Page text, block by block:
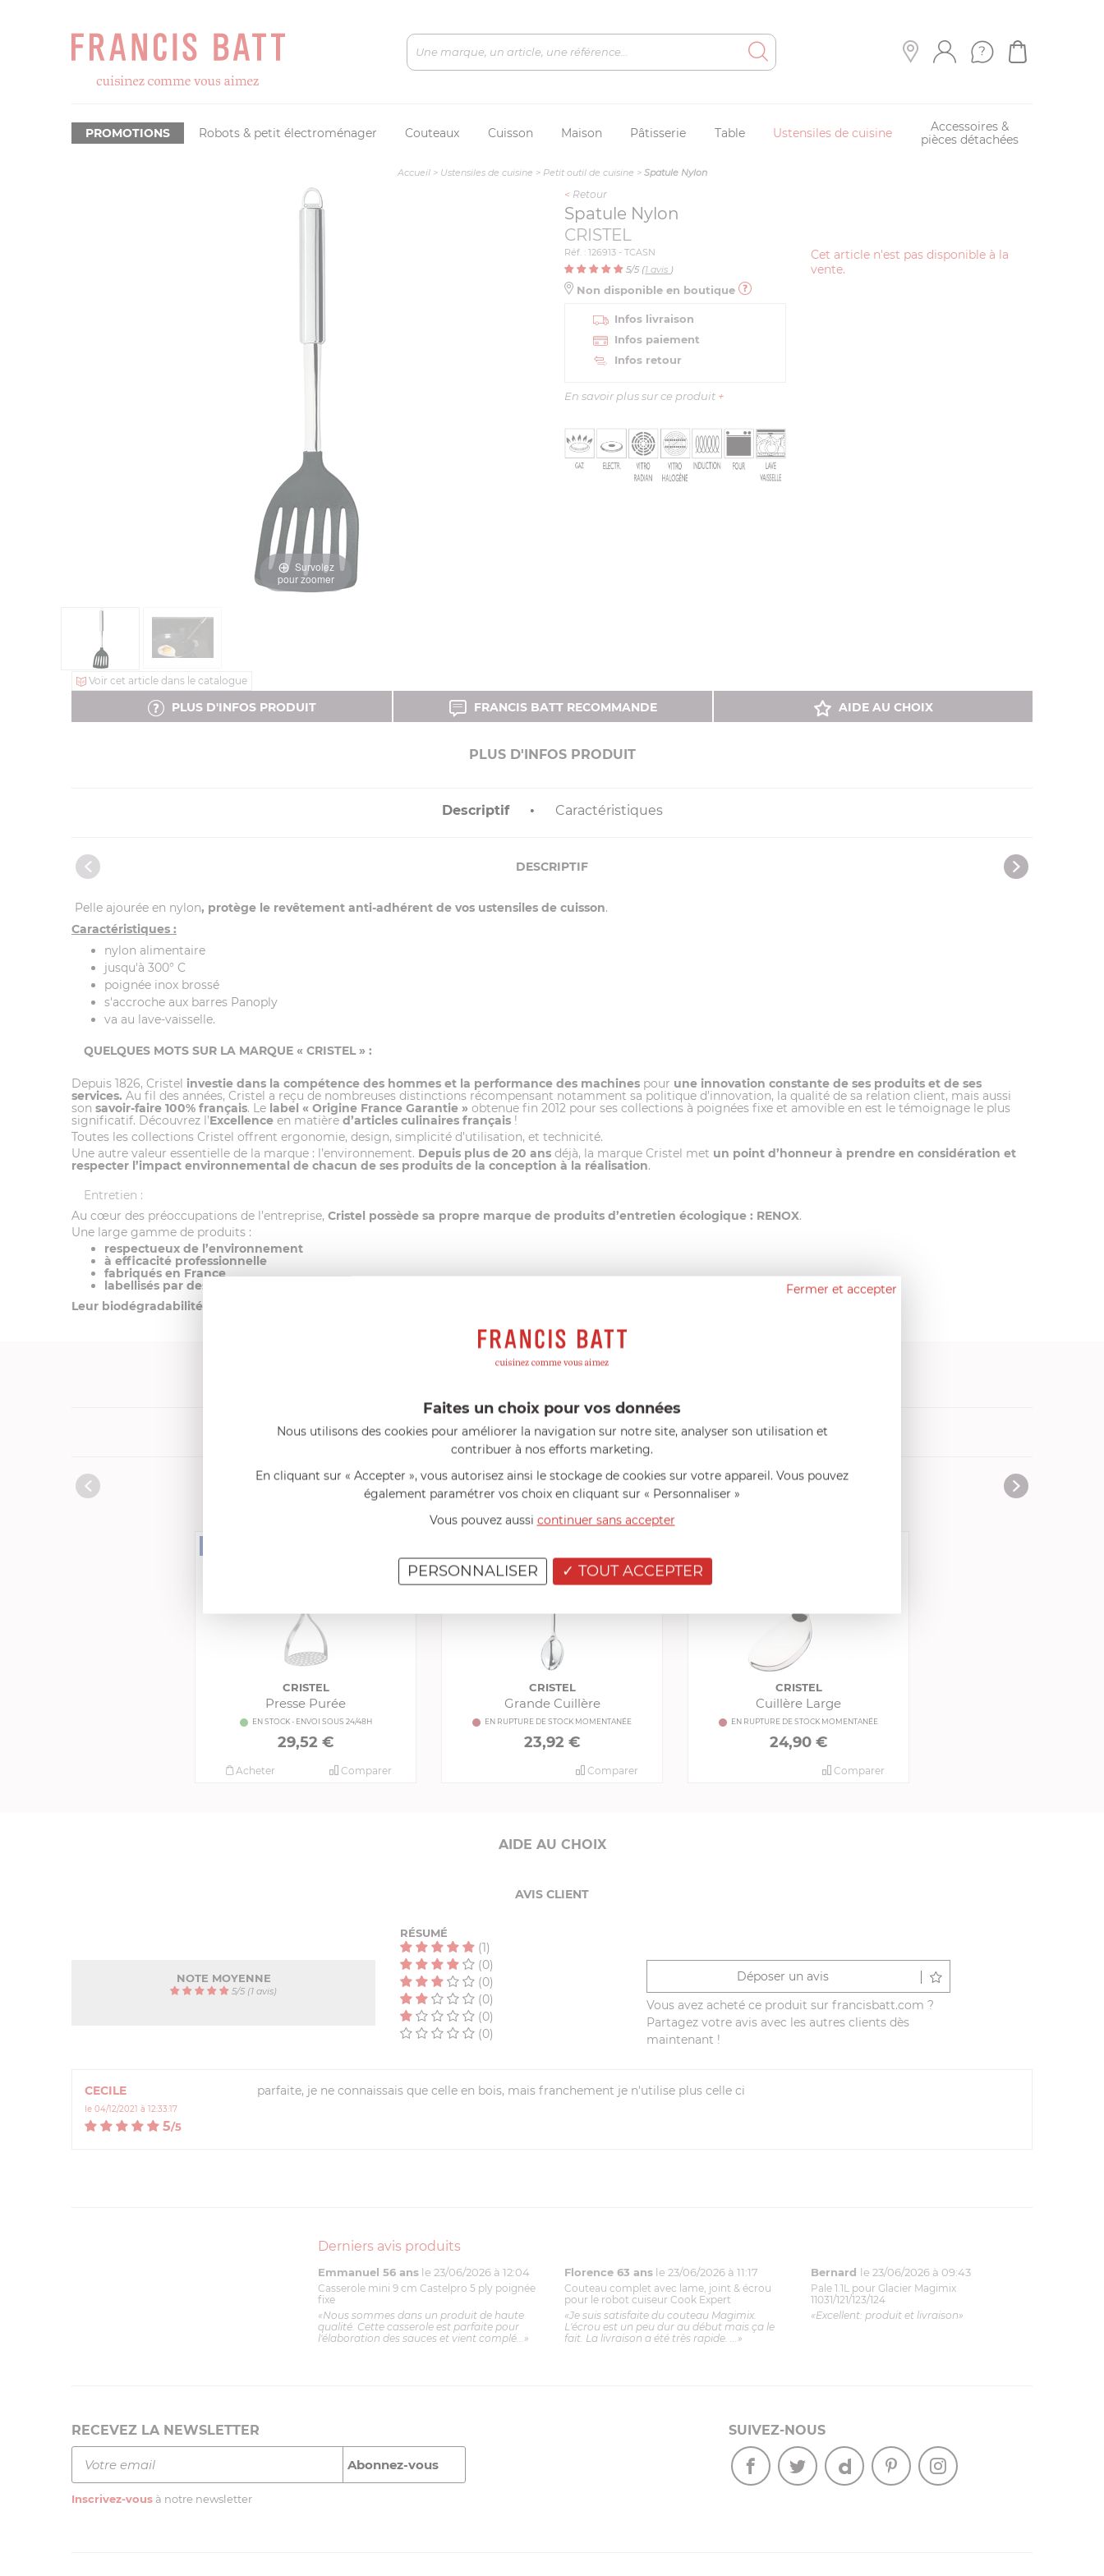
Robots & petit électroménager Couteaux Cuisson Maison Pâtisserie Table Ustensiles de cuisine
Accessoires &
pièces détachées
PROMOTIONS
Accueil> Ustensiles de cuisine > Petit outil de cuisine > Spatule Nylon
Survolez
pour zoomer
Voir cet article dans le catalogue
< Retour
Spatule Nylon
CRISTEL
Cet article n'est pas disponible à la
vente.
Réf. : 126913 - TCASN
5/5 (1 avis )
Non disponible en boutique
Infos livraison
Infos paiement
Infos retour
En savoir plus sur ce produit +
PLUS D'INFOS PRODUIT FRANCIS BATT RECOMMANDE AIDE AU CHOIX
PLUS D'INFOS PRODUIT
Descriptif Caractéristiques
DESCRIPTIF
Pelle ajourée en nylon, protège le revêtement anti-adhérent de vos ustensiles de cuisson.
Caractéristiques :
nylon alimentaire
jusqu'à 300° C
poignée inox brossé
s'accroche aux barres Panoply
va au lave-vaisselle.
QUELQUES MOTS SUR LA MARQUE « CRISTEL » :
Depuis 1826, Cristel investie dans la compétence des hommes et la performance des machines pour une innovation constante de ses produits et de ses
services. Au fil des années, Cristel a reçu de nombreuses distinctions récompensant notamment sa politique d’innovation, la qualité de sa relation client, mais aussi
son savoir-faire 100% français. Le label « Origine France Garantie » obtenue fin 2012 pour ses collections à poignées fixe et amovible en est le témoignage le plus
significatif. Découvrez l’Excellence en matière d’articles culinaires français !
Toutes les collections Cristel offrent ergonomie, design, simplicité d’utilisation, et technicité.
Une autre valeur essentielle de la marque : l’environnement. Depuis plus de 20 ans déjà, la marque Cristel met un point d’honneur à prendre en considération et
respecter l’impact environnemental de chacun de ses produits de la conception à la réalisation.
Entretien :
Au cœur des préoccupations de l’entreprise, Cristel possède sa propre marque de produits d’entretien écologique : RENOX.
Une large gamme de produits :
respectueux de l’environnement
à efficacité professionnelle
fabriqués en France
labellisés par des organismes indépendants (Ecocert ou Ecolabel)
Leur biodégradabilité est optimale grâce aux tensioactifs d’origine végétale et à un emballage entièrement recyclable
Produits conseillés Consommables complémentaires Livres de cuisine
PRODUITS CONSEILLÉS
CRISTEL
Presse Purée
EN STOCK - ENVOI SOUS 24/48H
29,52 €
Comparer
Acheter
CRISTEL
Grande Cuillère
EN RUPTURE DE STOCK MOMENTANÉE
23,92 €
Comparer
CRISTEL
Cuillère Large
EN RUPTURE DE STOCK MOMENTANÉE
24,90 €
Comparer
AIDE AU CHOIX
AVIS CLIENT
NOTE MOYENNE
5/5 (1 avis)
RÉSUMÉ
(1)
(0)
(0)
(0)
(0)
(0)
Déposer un avis
Vous avez acheté ce produit sur francisbatt.com ?
Partagez votre avis avec les autres clients dès
maintenant !
CECILE
le 04/12/2021 à 12:33:17
5/5
parfaite, je ne connaissais que celle en bois, mais franchement je n'utilise plus celle ci
Derniers avis produits
Emmanuel 56 ans le 23/06/2026 à 12:04
Casserole mini 9 cm Castelpro 5 ply poignée
fixe
«Nous sommes dans un produit de haute
qualité. Cette casserole est parfaite pour
l'élaboration des sauces et vient complé...»
Florence 63 ans le 23/06/2026 à 11:17
Couteau complet avec lame, joint & écrou
pour le robot cuiseur Cook Expert
«Je suis satisfaite du couteau Magimix.
L'écrou est un peu dur au début mais ça le
fait. La livraison a été très rapide. ...»
Bernard le 23/06/2026 à 09:43
Pale 1.1L pour Glacier Magimix
11031/121/123/124
«Excellent: produit et livraison»
RECEVEZ LA NEWSLETTER
Inscrivez-vous à notre newsletter
SUIVEZ-NOUS
Fermer et accepter
Faites un choix pour vos données
Nous utilisons des cookies pour améliorer la navigation sur notre site, analyser son utilisation et
contribuer à nos efforts marketing.
En cliquant sur « Accepter », vous autorisez ainsi le stockage de cookies sur votre appareil. Vous pouvez
également paramétrer vos choix en cliquant sur « Personnaliser »
Vous pouvez aussi continuer sans accepter
TOUT ACCEPTER
PERSONNALISER